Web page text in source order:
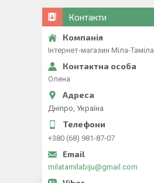
Контакти
Інтернет-магазин Міла-Таміла
Олена
Дніпро, Україна
+380 (68) 981-87-07
milatamilabiju@gmail.com